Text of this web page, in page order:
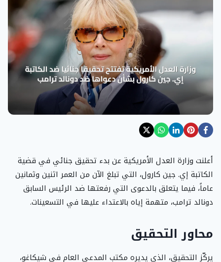
أعلنت وزارة العدل الأمريكية عن بدء تحقيق جنائي في قضية
الكاتبة إي. جين كارول، التي تبلغ الآن من العمر اثنين وثمانين
عاماً، فيما يتعلق بالدعوى التي رفعتها ضد الرئيس السابق
دونالد ترامب، متهمة إياه بالاعتداء عليها في التسعينات.
محاور التحقيق
يركّز التحقيق، الذي يديره مكتب المدعي العام في شيكاغو،